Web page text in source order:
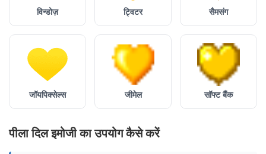
विन्डोज़ ट्विटर सैमसंग
जॉयपिक्सेल्स जीमेल सॉफ्ट बैंक
पीला दिल इमोजी का उपयोग कैसे करें